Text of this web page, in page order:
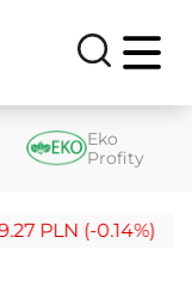
Eko
Profity
(-0.14%) Enea